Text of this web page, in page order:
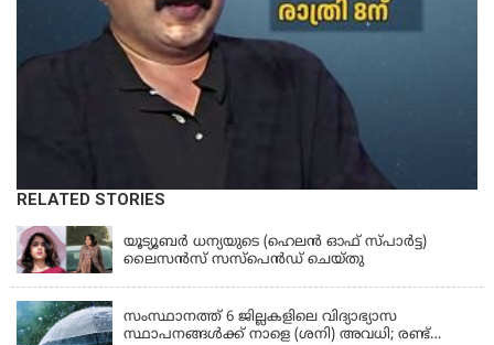
RELATED STORIES
KERALA
യൂട്യൂബർ ധന്യയുടെ (ഹെലൻ ഓഫ് സ്പാർട്ട)
ലൈസൻസ് സസ്‌പെൻഡ് ചെയ്തു
സംസ്ഥാനത്ത് 6 ജില്ലകളിലെ വിദ്യാഭ്യാസ
സ്ഥാപനങ്ങൾക്ക് നാളെ (ശനി) അവധി; രണ്ട്